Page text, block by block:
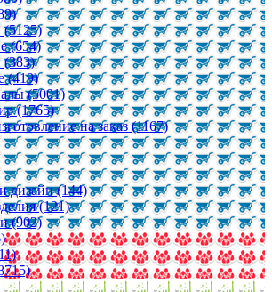
(5125)
(654)
(383)
(419)
(5001)
(1765)
на заказ (1167)
дизайн (144)
(121)
(902)